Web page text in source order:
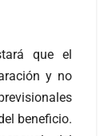
que el
y no
beneficio.